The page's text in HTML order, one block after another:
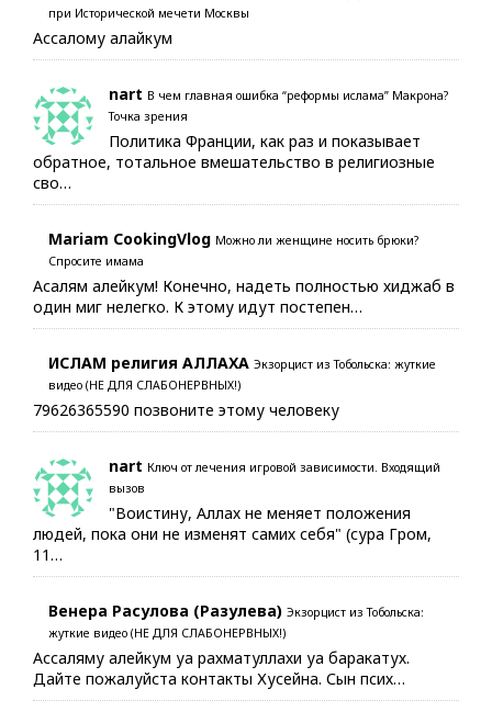
при Исторической мечети Москвы
Ассалому алайкум
nart В чем главная ошибка “реформы ислама” Макрона?
Точка зрения
Политика Франции, как раз и показывает
обратное, тотальное вмешательство в религиозные
сво…
Mariam CookingVlog Можно ли женщине носить брюки?
Спросите имама
Асалям алейкум! Конечно, надеть полностью хиджаб в
один миг нелегко. К этому идут постепен…
ИСЛАМ религия АЛЛАХА Экзорцист из Тобольска: жуткие
видео (НЕ ДЛЯ СЛАБОНЕРВНЫХ!)
79626365590 позвоните этому человеку
nart Ключ от лечения игровой зависимости. Входящий
вызов
"Воистину, Аллах не меняет положения
людей, пока они не изменят самих себя" (сура Гром,
11…
Венера Расулова (Разулева) Экзорцист из Тобольска:
жуткие видео (НЕ ДЛЯ СЛАБОНЕРВНЫХ!)
Ассаляму алейкум уа рахматуллахи уа баракатух.
Дайте пожалуйста контакты Хусейна. Сын псих…